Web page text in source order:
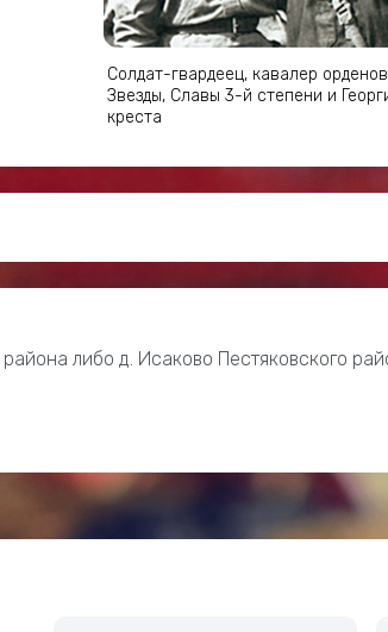
Солдат-гвардеец, кавалер
Звезды, Славы 3-й степени и
креста
либо д. Исаково Пестяковского